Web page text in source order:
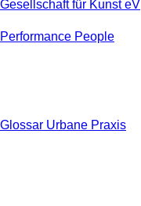
Gesellschaft für Kunst eV
Performance People
Glossar Urbane Praxis